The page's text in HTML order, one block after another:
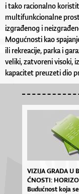
i tako racionalno
multifunkcionalne
izgrađenog i
Mogućnosti kao
ili rekreacije, parka i
veliki, zatvoreni visoki,
kapacitet preuzeti dio
VI­ZI­JA GRA­DA U
ĆNOS­TI:
Bu­du­ćno­st ko­ja